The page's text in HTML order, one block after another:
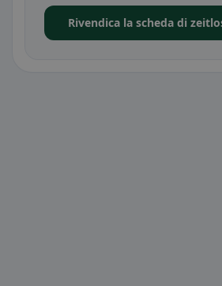
Rivendica la scheda di